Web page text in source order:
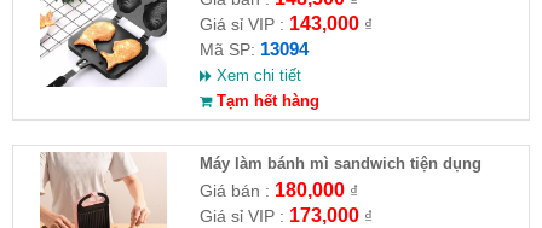
Giá sỉ VIP : 143,000₫
Mã SP: 13094
Xem chi tiết
Tạm hết hàng
Máy làm bánh mì sandwich tiện dụng
Giá bán : 180,000₫
Giá sỉ VIP : 173,000₫